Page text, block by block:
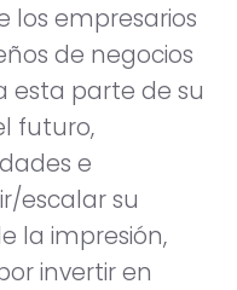
los empresarios
de negocios
esta parte de su
futuro,
e
escalar su
la impresión,
invertir en